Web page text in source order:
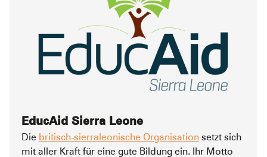
EducAid Sierra Leone
Die britisch-sierraleonische Organisation setzt sich
mit aller Kraft für eine gute Bildung ein. Ihr Motto